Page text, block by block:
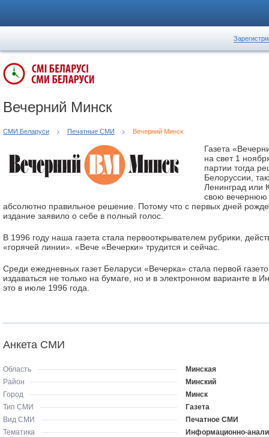
Вечерний Минск
СМИ Беларуси Печатные СМИ Вечерний Минск
Газета
на свет 1
партии тогда
Белоруссии,
Ленинград или
свою вечернюю
абсолютно правильное решение. Потому что с первых дней
издание заявило о себе в полный голос.
В 1996 году наша газета стала первооткрывателем рубрики,
«горячей линии». «Вече «Вечерки» трудится и сейчас.
Среди ежедневных газет Беларуси «Вечерка» стала первой
издаваться не только на бумаге, но и в электронном варианте в
это в июле 1996 года.
Анкета СМИ
Область
Минская
Район
Минский
Город
Минск
Тип СМИ
Газета
Вид СМИ
Печатное СМИ
Тематика
Информационно-